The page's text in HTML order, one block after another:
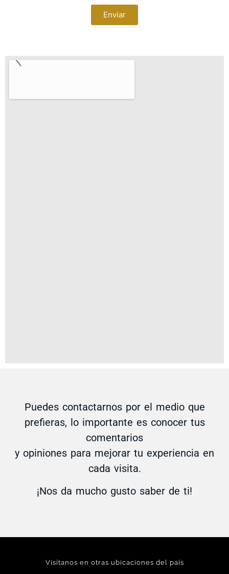
Enviar
Puedes contactarnos por el medio que
prefieras, lo importante es conocer tus
comentarios
y opiniones para mejorar tu experiencia en
cada visita.
¡Nos da mucho gusto saber de ti!
Visítanos en otras ubicaciones del país